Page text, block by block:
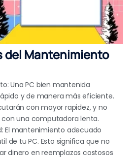
del Mantenimiento
Una PC bien mantenida
y de manera más eficiente.
con mayor rapidez, y no
con una computadora lenta.
El mantenimiento adecuado
de tu PC. Esto significa que no
dinero en reemplazos costosos